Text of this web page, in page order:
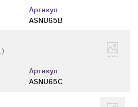
Артикул
ASNU65B
Артикул
ASNU65C